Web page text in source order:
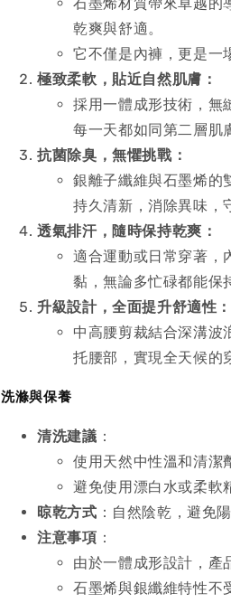
乾爽與舒適。
它不僅是內褲，更是一
極致柔軟，貼近自然肌膚：
採用一體成形技術，無
每一天都如同第二層肌
抗菌除臭，無懼挑戰：
銀離子纖維與石墨烯的
持久清新，消除異味，
透氣排汗，隨時保持乾爽：
適合運動或日常穿著，
黏，無論多忙碌都能保
升級設計，全面提升舒適性：
中高腰剪裁結合深溝波
托腰部，實現全天候的
洗滌與保養
清洗建議 ：
使用天然中性溫和清潔
避免使用漂白水或柔軟
晾乾方式 ：自然陰乾，避免
注意事項 ：
由於一體成形設計，產
石墨烯與銀纖維特性不